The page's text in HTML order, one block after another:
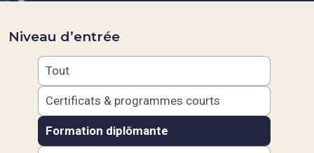
Niveau d’entrée
Tout
Certificats & programmes courts
Formation diplômante